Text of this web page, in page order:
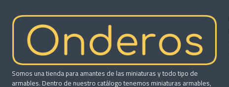
Somos una tienda para amantes de las miniaturas y todo tipo de
armables. Dentro de nuestro catálogo tenemos miniaturas armables,